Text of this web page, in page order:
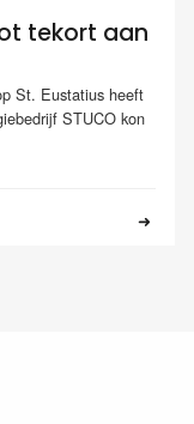
tekort aan
St. Eustatius heeft
STUCO kon